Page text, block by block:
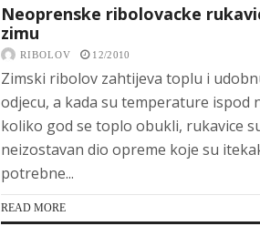
Neoprenske ribolovacke
zimu
RIBOLOV 12/2010
Zimski ribolov zahtijeva toplu i
odjecu, a kada su temperature ispod
koliko god se toplo obukli, rukavice
neizostavan dio opreme koje su
potrebne...
READ MORE